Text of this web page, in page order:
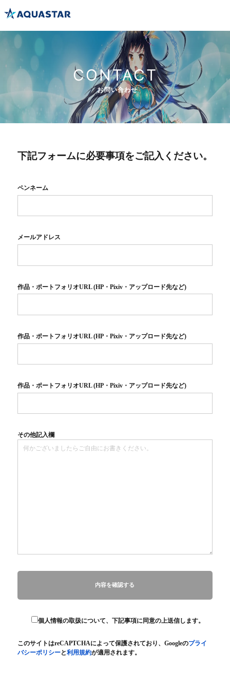
CONTACT
お問い合わせ
下記フォームに必要事項をご記入ください。
ペンネーム
メールアドレス
作品・ポートフォリオURL (HP・Pixiv・アップロード先など)
作品・ポートフォリオURL (HP・Pixiv・アップロード先など)
作品・ポートフォリオURL (HP・Pixiv・アップロード先など)
その他記入欄
個人情報の取扱について、下記事項に同意の上送信します。
このサイトはreCAPTCHAによって保護されており、Googleのプライ
バシーポリシーと利用規約が適用されます。